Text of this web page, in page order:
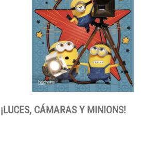
¡LUCES, CÁMARAS Y MINIONS!